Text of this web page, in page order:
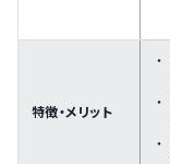
特徴・メリット